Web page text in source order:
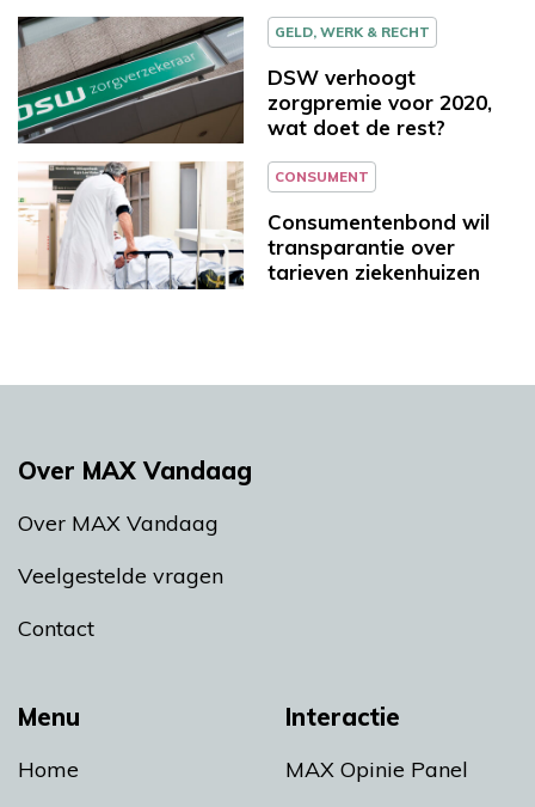
GELD, WERK & RECHT
DSW verhoogt
zorgpremie voor 2020,
wat doet de rest?
CONSUMENT
Consumentenbond wil
transparantie over
tarieven ziekenhuizen
Menu
Home
Interactie
MAX Opinie Panel
Over MAX Vandaag
Over MAX Vandaag
Veelgestelde vragen
Contact